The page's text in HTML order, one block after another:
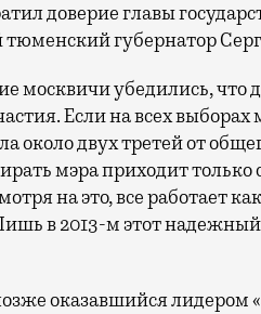
доверие главы
губернатор
москвичи убедились,
Если на всех выборах
около двух третей от
мэра приходит
на это, все работает
в 2013-м этот
оказавшийся лидером